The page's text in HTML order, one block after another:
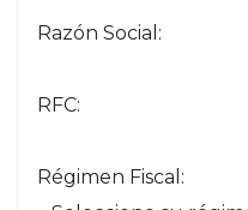
Razón Social:
RFC:
Régimen Fiscal: